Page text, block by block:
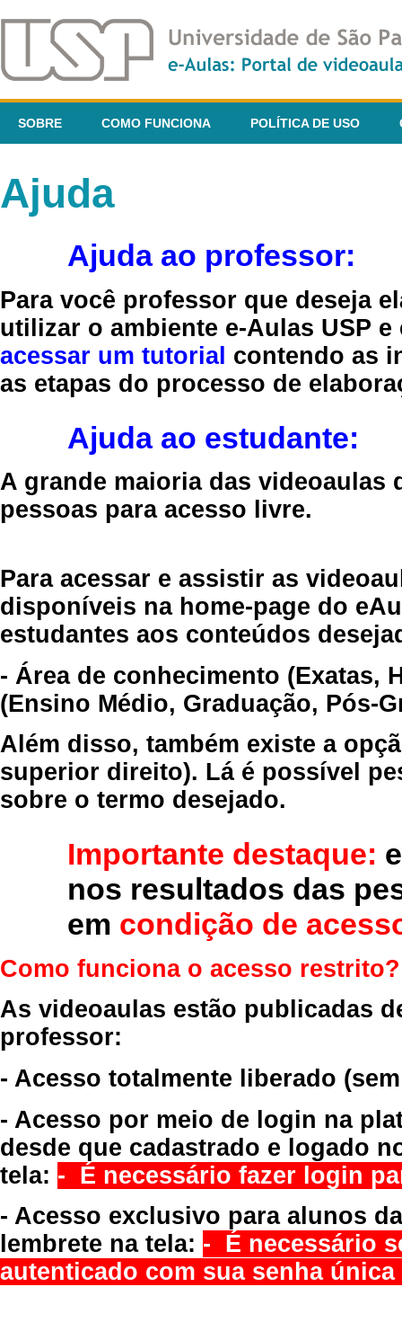
SOBRE COMO FUNCIONA POLÍTICA DE USO
Ajuda
Ajuda ao professor:
Para você professor que deseja
utilizar o ambiente e-Aulas USP
acessar um tutorial contendo as
as etapas do processo de
Ajuda ao estudante:
A grande maioria das videoaulas
pessoas para acesso livre.
Para acessar e assistir as
disponíveis na home-page do
estudantes aos conteúdos
- Área de conhecimento (Exatas,
(Ensino Médio, Graduação, Pós-
Além disso, também existe a
superior direito). Lá é possível
sobre o termo desejado.
Importante destaque:
nos resultados das
em condição de
Como funciona o acesso restrito?
As videoaulas estão publicadas
professor:
- Acesso totalmente liberado
- Acesso por meio de login na
desde que cadastrado e logado
tela: - É necessário fazer login
- Acesso exclusivo para alunos
lembrete na tela: - É necessário
autenticado com sua senha